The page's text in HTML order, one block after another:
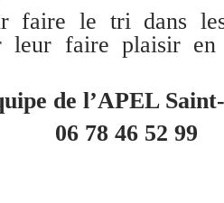
faire le tri dans
leur faire plaisir en
de l’APEL
06 78 46 52 99